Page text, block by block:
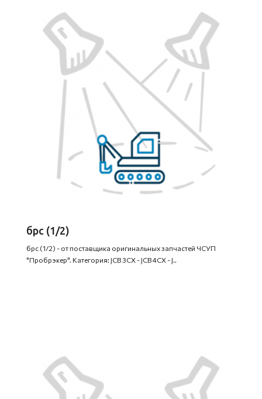
брс (1/2)
брс (1/2) - от поставщика оригинальных запчастей ЧСУП
"Пробрэкер". Категория: JCB 3CX - JCB 4CX - J..